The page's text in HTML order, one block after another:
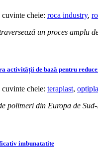
cuvinte cheie: roca industry,
un proces amplu
activității de bază pentru
cuvinte cheie: teraplast,
polimeri din Europa de
imbunatatite